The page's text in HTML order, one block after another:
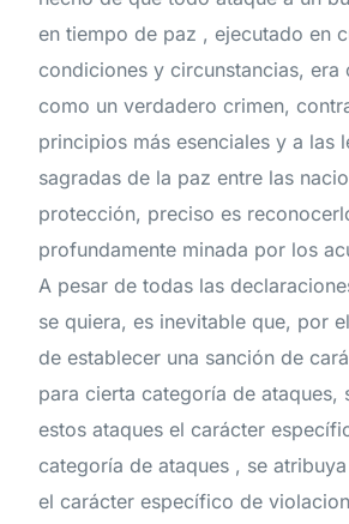
en tiempo de paz , ejecutado en
condiciones y circunstancias, era
como un verdadero crimen,
principios más esenciales y a las
sagradas de la paz entre las
protección, preciso es
profundamente minada por los
A pesar de todas las
se quiera, es inevitable que, por
de establecer una sanción de
para cierta categoría de ataques,
estos ataques el carácter
categoría de ataques , se
el carácter específico de